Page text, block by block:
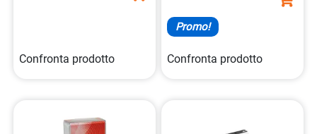
Confronta prodotto
Promo!
Confronta prodotto